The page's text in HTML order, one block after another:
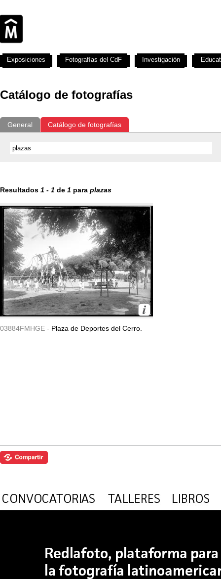
Catálogo de fotografías
General Catálogo de fotografías
Resultados 1 - 1 de 1 para plazas
03884FMHGE - Plaza de Deportes del Cerro.
Exposiciones Fotografías del CdF Investigación